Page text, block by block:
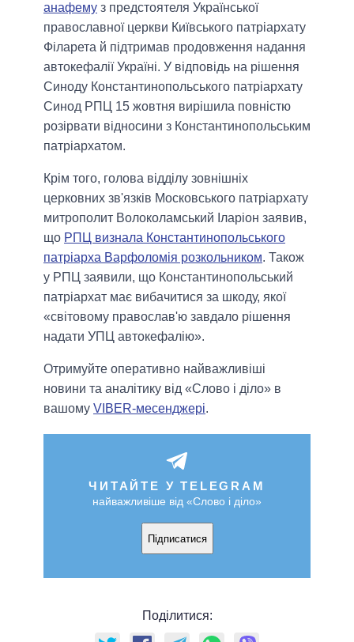
анафему з предстоятеля Української
православної церкви Київського патріархату
Філарета й підтримав продовження надання
автокефалії Україні. У відповідь на рішення
Синоду Константинопольського патріархату
Синод РПЦ 15 жовтня вирішила повністю
розірвати відносини з Константинопольським
патріархатом.
Крім того, голова відділу зовнішніх
церковних зв'язків Московського патріархату
митрополит Волоколамський Іларіон заявив,
що РПЦ визнала Константинопольського
патріарха Варфоломія розкольником. Також
у РПЦ заявили, що Константинопольський
патріархат має вибачитися за шкоду, якої
«світовому православ'ю завдало рішення
надати УПЦ автокефалію».
Отримуйте оперативно найважливіші
новини та аналітику від «Слово і діло» в
вашому VIBER-месенджері.
ЧИТАЙТЕ У TELEGRAM
найважливіше від «Слово і діло»
Підписатися
Поділитися: